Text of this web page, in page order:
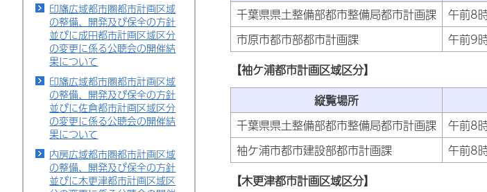
印旛広域都市圏都市計画区域
の整備、開発及び保全の方針
並びに成田都市計画区域区分
の変更に係る公聴会の開催結
果について
印旛広域都市圏都市計画区域
の整備、開発及び保全の方針
並びに佐倉都市計画区域区分
の変更に係る公聴会の開催結
果について
内房広域都市圏都市計画区域
の整備、開発及び保全の方針
並びに木更津都市計画区域区
千葉県県土整備部都市整備局都市計画課
午前8
市原市都市部都市計画課
午前9
【袖ケ浦都市計画区域区分】
縦覧場所
千葉県県土整備部都市整備局都市計画課
午前8
袖ケ浦市都市建設部都市計画課
午前8
【木更津都市計画区域区分】